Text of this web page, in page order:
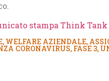
stampa Think Tank
, WELFARE AZIENDALE,
CORONAVIRUS, FASE 3,